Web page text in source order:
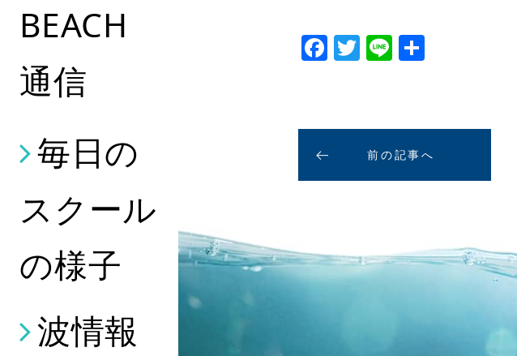
BEACH
通信
毎日の
スクール
の様子
波情報
Facebook
Twitter
Line
前の記事へ